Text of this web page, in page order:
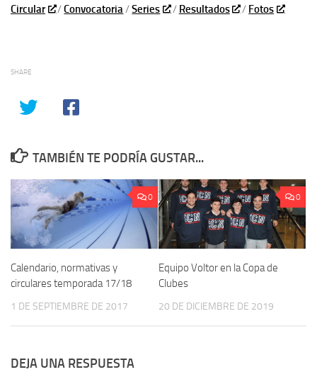
Circular /Convocatoria/Series / Resultados / Fotos
SHARE
TAMBIÉN TE PODRÍA GUSTAR...
0
Calendario, normativas y
circulares temporada 17/18
1 DE SEPTIEMBRE DE 2017
0
Equipo Voltor en la Copa de
Clubes
20 DE DICIEMBRE DE 2019
DEJA UNA RESPUESTA